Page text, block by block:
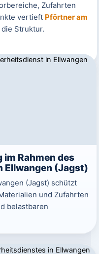
Zufahrten
vertieft Pförtner am
die Struktur.
Rahmen des
Ellwangen (Jagst)
(Jagst) schützt
und Zufahrten
belastbaren